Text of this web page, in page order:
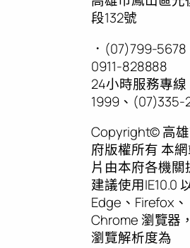
段132號
．(07)799-5678
0911-828888
24小時服務專線
1999、(07)335-
Copyright© 高
府版權所有 本
片由本府各機關
建議使用IE10.0
Edge、Firefox、
Chrome 瀏覽器
瀏覽解析度為